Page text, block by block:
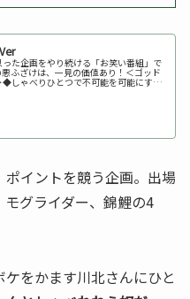
た企画をやり続ける「お笑い番組」で
ふざけは、一見の価値あり！＜ゴッド
◆しゃべりひとつで不可能を可能にする
イントを競う企画。出場
グライダー、錦鯉の4
をかます川北さんにひと